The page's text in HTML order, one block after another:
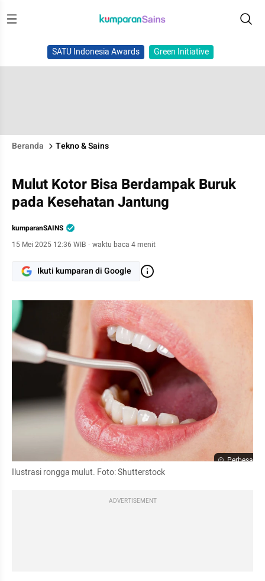
SATU Indonesia Awards Green Initiative
Beranda Tekno & Sains
Mulut Kotor Bisa Berdampak Buruk
pada Kesehatan Jantung
kumparanSAINS
15 Mei 2025 12:36 WIB · waktu baca 4 menit
Ikuti kumparan di Google
Perbesar
Ilustrasi rongga mulut. Foto: Shutterstock
ADVERTISEMENT